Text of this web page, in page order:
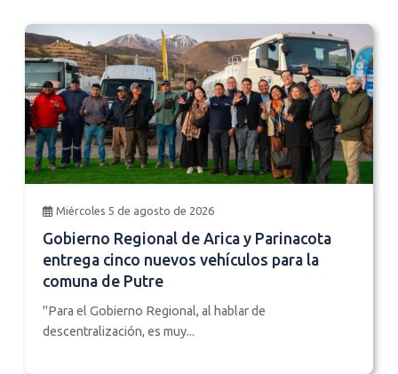
Miércoles 5 de agosto de 2026
Gobierno Regional de Arica y Parinacota
entrega cinco nuevos vehículos para la
comuna de Putre
"Para el Gobierno Regional, al hablar de
descentralización, es muy...